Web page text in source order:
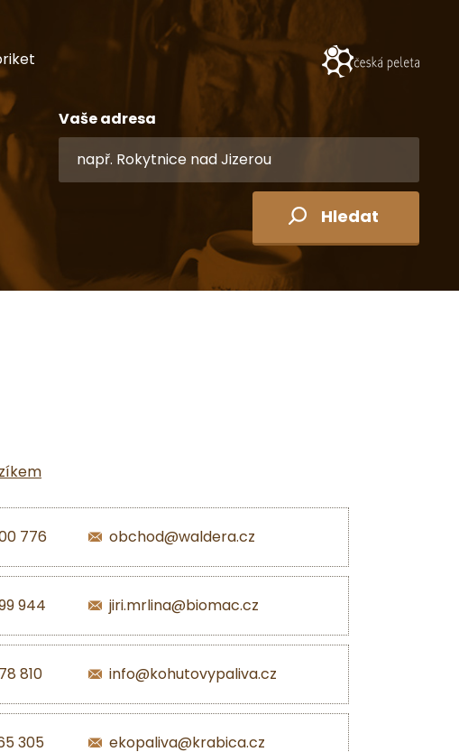
Vaše adresa
Hledat
776 obchod@waldera.cz
944 jiri.mrlina@biomac.cz
810 info@kohutovypaliva.cz
305 ekopaliva@krabica.cz